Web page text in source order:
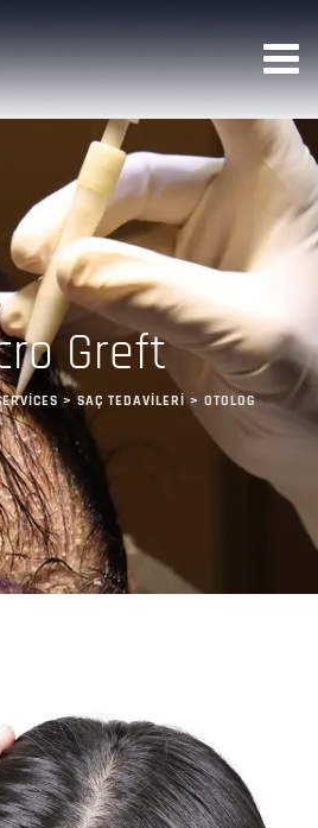
Greft
> SAÇ TEDAVILERI> OTOLOG